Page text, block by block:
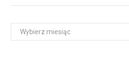
r